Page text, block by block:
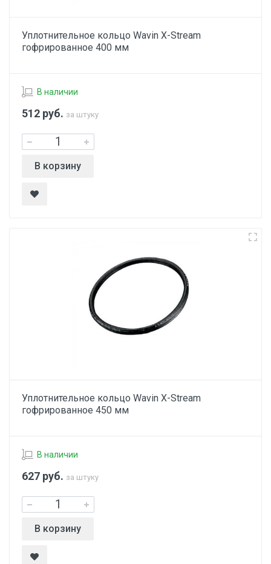
Уплотнительное кольцо Wavin X-Stream
гофрированное 400 мм
В наличии
512 руб. за штуку
В корзину
Уплотнительное кольцо Wavin X-Stream
гофрированное 450 мм
В наличии
627 руб. за штуку
В корзину